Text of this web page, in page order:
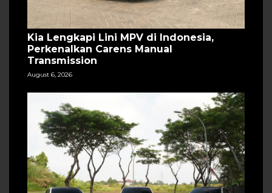
Kia Lengkapi Lini MPV di Indonesia,
Perkenalkan Carens Manual
Transmission
August 6, 2026